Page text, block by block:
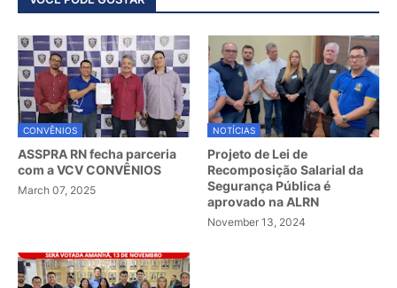
CONVÊNIOS
ASSPRA RN fecha parceria
com a VCV CONVÊNIOS
March 07, 2025
NOTÍCIAS
Projeto de Lei de
Recomposição Salarial da
Segurança Pública é
aprovado na ALRN
November 13, 2024